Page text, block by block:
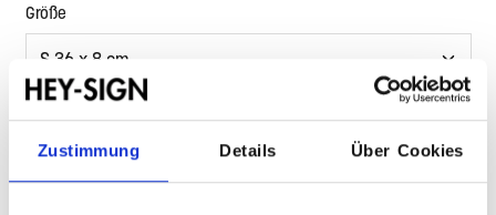
Zustimmung Details Über Cookies
Größeauswählen
Zusammenfassung